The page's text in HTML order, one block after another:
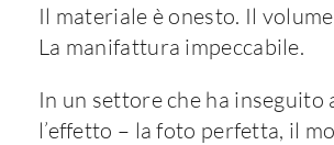
Il materiale è onesto. Il
La manifattura impeccabile.
In un settore che ha inseguito
l’effetto – la foto perfetta, il